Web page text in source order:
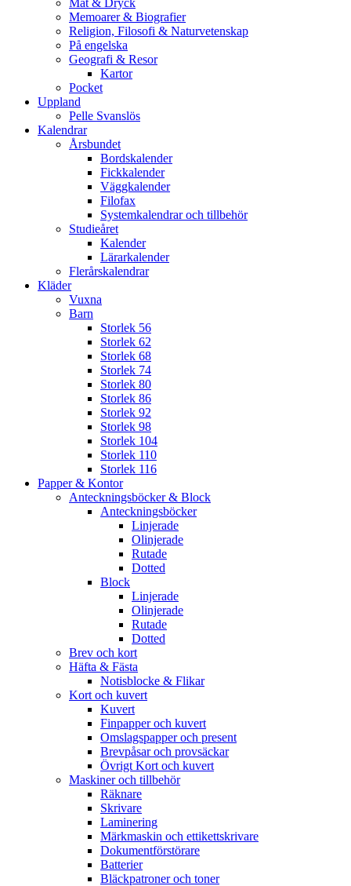
Mat & Dryck
Memoarer & Biografier
Religion, Filosofi & Naturvetenskap
På engelska
Geografi & Resor
Kartor
Pocket
Uppland
Pelle Svanslös
Kalendrar
Årsbundet
Bordskalender
Fickkalender
Väggkalender
Filofax
Systemkalendrar och tillbehör
Studieåret
Kalender
Lärarkalender
Flerårskalendrar
Kläder
Vuxna
Barn
Storlek 56
Storlek 62
Storlek 68
Storlek 74
Storlek 80
Storlek 86
Storlek 92
Storlek 98
Storlek 104
Storlek 110
Storlek 116
Papper & Kontor
Anteckningsböcker & Block
Anteckningsböcker
Linjerade
Olinjerade
Rutade
Dotted
Block
Linjerade
Olinjerade
Rutade
Dotted
Brev och kort
Häfta & Fästa
Notisblocke & Flikar
Kort och kuvert
Kuvert
Finpapper och kuvert
Omslagspapper och present
Brevpåsar och provsäckar
Övrigt Kort och kuvert
Maskiner och tillbehör
Räknare
Skrivare
Laminering
Märkmaskin och ettikettskrivare
Dokumentförstörare
Batterier
Bläckpatroner och toner